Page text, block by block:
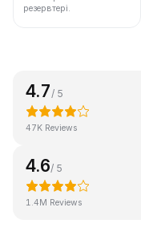
резервтері.
4.7 / 5
47K Reviews
4.6/ 5
1.4M Reviews